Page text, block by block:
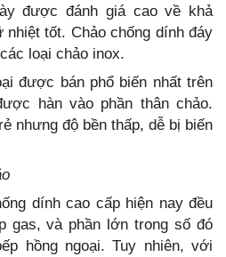
được đánh giá cao về khả
nhiệt tốt. Chảo chống dính đáy
loại chảo inox.
được bán phổ biến nhất trên
hàn vào phần thân chảo.
nhưng độ bền thấp, dễ bị biến
dính cao cấp hiện nay đều
gas, và phần lớn trong số đó
hồng ngoại. Tuy nhiên, với